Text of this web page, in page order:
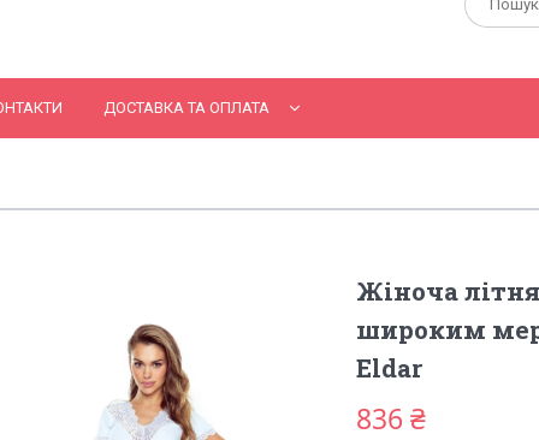
ДОСТАВКА ТА ОПЛАТА
Жіноча
широким
Eldar
836 ₴